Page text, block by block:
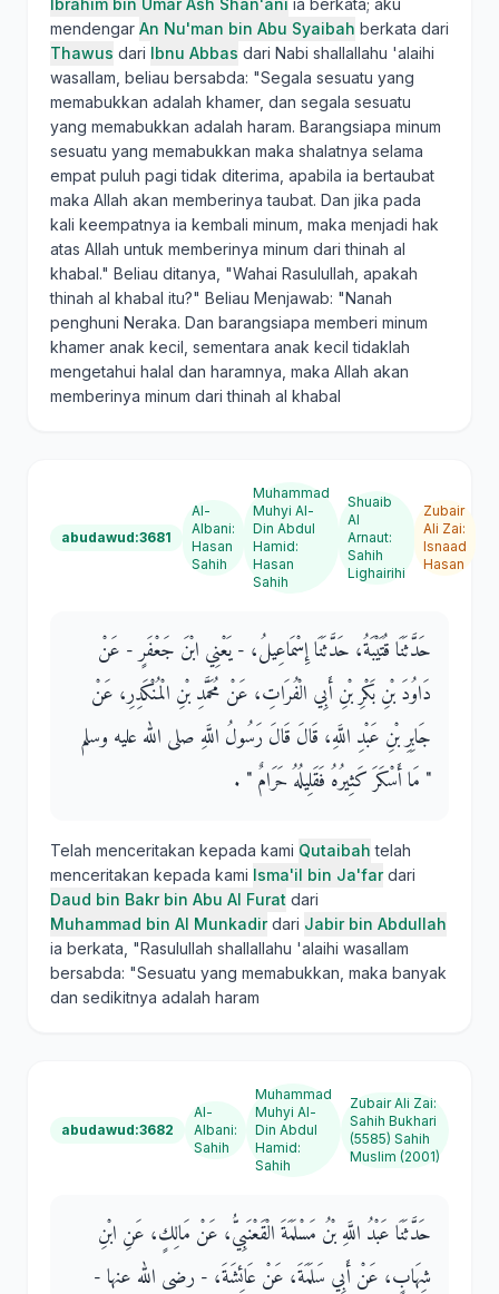
Ibrahim bin Umar Ash Shan'ani ia berkata; aku
mendengar An Nu'man bin Abu Syaibah berkata dari
Thawus dari Ibnu Abbas dari Nabi shallallahu 'alaihi
wasallam, beliau bersabda: "Segala sesuatu yang
memabukkan adalah khamer, dan segala sesuatu
yang memabukkan adalah haram. Barangsiapa minum
sesuatu yang memabukkan maka shalatnya selama
empat puluh pagi tidak diterima, apabila ia bertaubat
maka Allah akan memberinya taubat. Dan jika pada
kali keempatnya ia kembali minum, maka menjadi hak
atas Allah untuk memberinya minum dari thinah al
khabal." Beliau ditanya, "Wahai Rasulullah, apakah
thinah al khabal itu?" Beliau Menjawab: "Nanah
penghuni Neraka. Dan barangsiapa memberi minum
khamer anak kecil, sementara anak kecil tidaklah
mengetahui halal dan haramnya, maka Allah akan
memberinya minum dari thinah al khabal
abudawud:3681
Al-
Albani:
Hasan
Sahih
Muhammad
Muhyi Al-
Din Abdul
Hamid:
Hasan
Sahih
Shuaib
Al
Arnaut:
Sahih
Lighairihi
Zubair
Ali Zai:
Isnaad
Hasan
حَدَّثَنَا قُتَيْبَةُ، حَدَّثَنَا إِسْمَاعِيلُ، - يَعْنِي ابْنَ جَعْفَرٍ - عَنْ
دَاوُدَ بْنِ بَكْرِ بْنِ أَبِي الْفُرَاتِ، عَنْ مُحَمَّدِ بْنِ الْمُنْكَدِرِ، عَنْ
جَابِرِ بْنِ عَبْدِ اللَّهِ، قَالَ قَالَ رَسُولُ اللَّهِ صلى الله عليه وسلم ‏
"‏ مَا أَسْكَرَ كَثِيرُهُ فَقَلِيلُهُ حَرَامٌ ‏"‏ ‏.‏
Telah menceritakan kepada kami Qutaibah telah
menceritakan kepada kami Isma'il bin Ja'fardari
Daud bin Bakr bin Abu Al Furat dari
Muhammad bin Al Munkadirdari Jabir bin Abdullah
ia berkata, "Rasulullah shallallahu 'alaihi wasallam
bersabda: "Sesuatu yang memabukkan, maka banyak
dan sedikitnya adalah haram
abudawud:3682
Al-
Albani:
Sahih
Muhammad
Muhyi Al-
Din Abdul
Hamid:
Sahih
Zubair Ali Zai:
Sahih Bukhari
(5585) Sahih
Muslim (2001)
حَدَّثَنَا عَبْدُ اللَّهِ بْنُ مَسْلَمَةَ الْقَعْنَبِيُّ، عَنْ مَالِكٍ، عَنِ ابْنِ
شِهَابٍ، عَنْ أَبِي سَلَمَةَ، عَنْ عَائِشَةَ، - رضى الله عنها -